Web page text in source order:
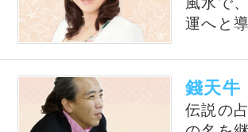
©株式会社コンコース